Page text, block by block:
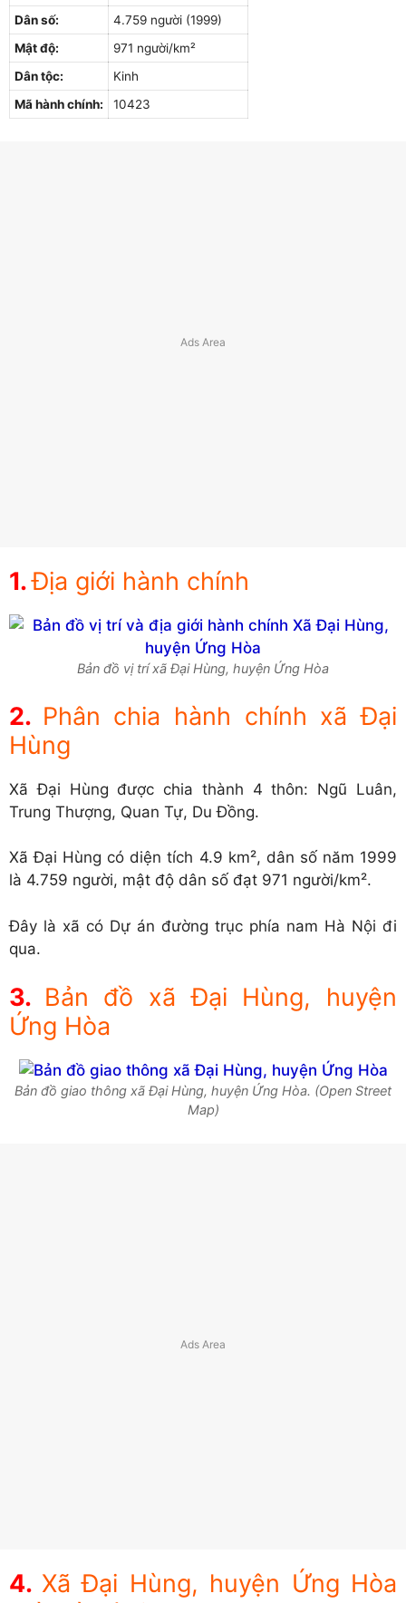
Dân số:
4.759 người (1999)
Mật độ:
971 người/km²
Dân tộc:
Kinh
Mã hành chính:
10423
Địa giới hành chính
Bản đồ vị trí xã Đại Hùng, huyện Ứng Hòa
Phân chia hành chính xã Đại
Hùng
Xã Đại Hùng được chia thành 4 thôn: Ngũ Luân,
Trung Thượng, Quan Tự, Du Đồng.
Xã Đại Hùng có diện tích 4.9 km², dân số năm 1999
là 4.759 người, mật độ dân số đạt 971 người/km².
Đây là xã có Dự án đường trục phía nam Hà Nội đi
qua.
Bản đồ xã Đại Hùng, huyện
Ứng Hòa
Bản đồ giao thông xã Đại Hùng, huyện Ứng Hòa. (Open Street
Map)
Xã Đại Hùng, huyện Ứng Hòa